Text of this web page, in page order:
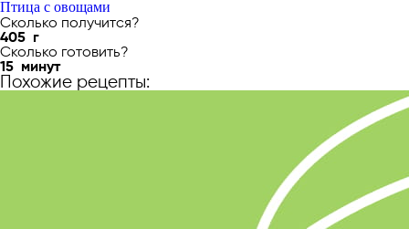
Птица с овощами
Сколько получится?
405 г
Сколько готовить?
15 минут
Похожие рецепты: